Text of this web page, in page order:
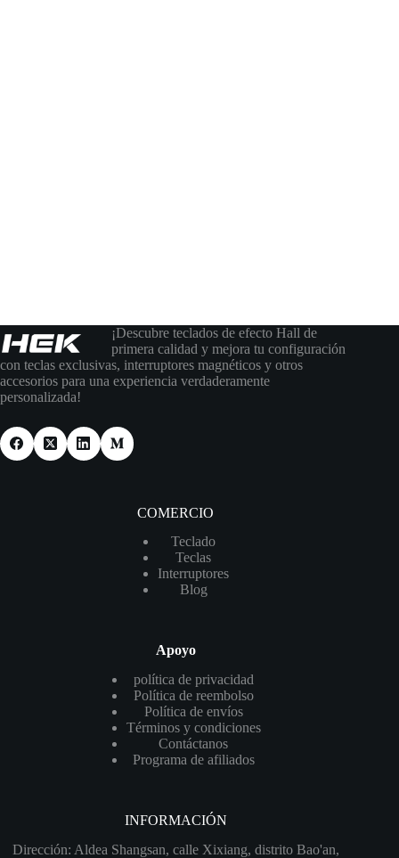
¡Descubre teclados de efecto Hall de
primera calidad y mejora tu configuración
con teclas exclusivas, interruptores magnéticos y otros
accesorios para una experiencia verdaderamente
personalizada!
COMERCIO
Teclado
Teclas
Interruptores
Blog
Apoyo
política de privacidad
Política de reembolso
Política de envíos
Términos y condiciones
Contáctanos
Programa de afiliados
INFORMACIÓN
Dirección: Aldea Shangsan, calle Xixiang, distrito Bao'an,